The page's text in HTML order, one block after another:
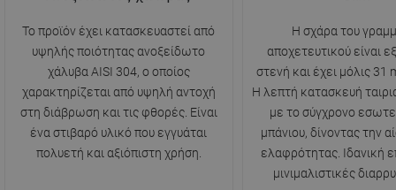
Το προϊόν έχει κατασκευαστεί από
υψηλής ποιότητας ανοξείδωτο
χάλυβα AISI 304, ο οποίος
χαρακτηρίζεται από υψηλή αντοχή
στη διάβρωση και τις φθορές. Είναι
ένα στιβαρό υλικό που εγγυάται
πολυετή και αξιόπιστη χρήση.
Η σχάρα του
αποχετευτικού είναι
στενή και έχει μόλις 31
Η λεπτή κατασκευή
με το σύγχρονο
μπάνιου, δίνοντας την
ελαφρότητας. Ιδανική
μινιμαλιστικές